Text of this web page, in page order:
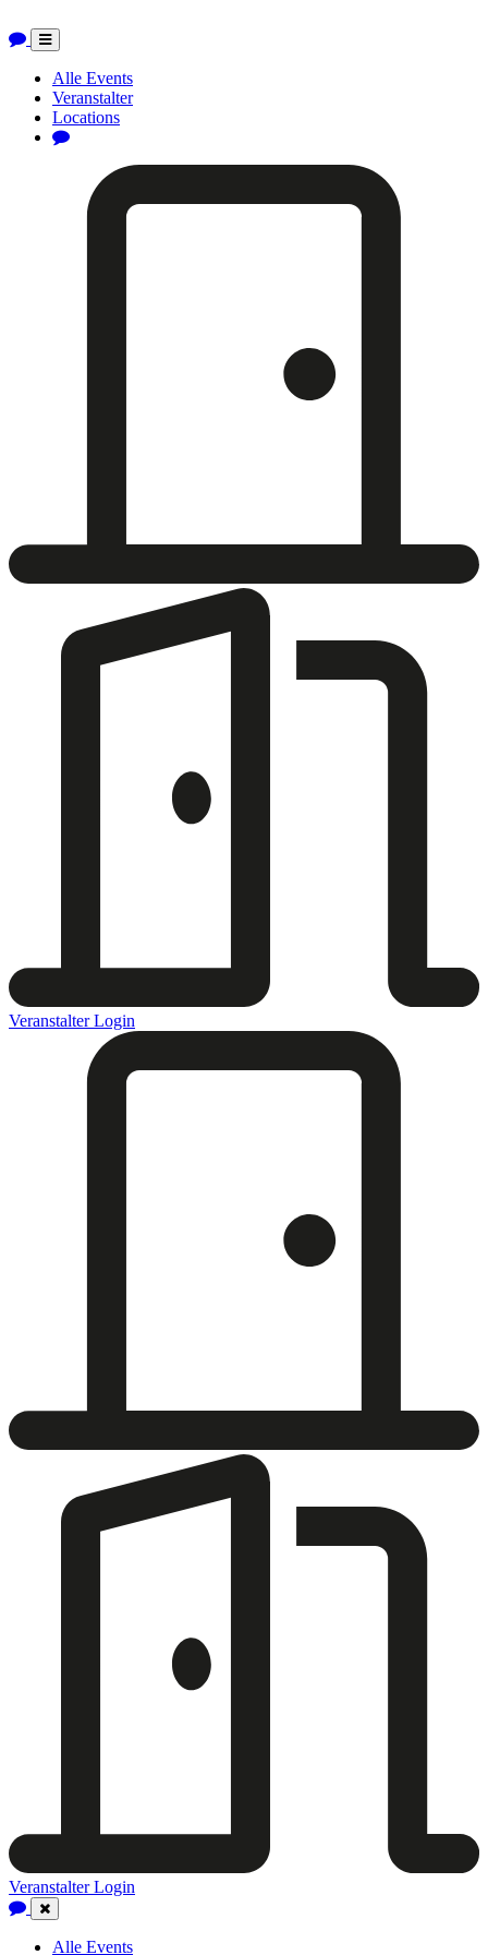
Toggle
navigation
Alle Events
Veranstalter
Locations
Veranstalter Login
Veranstalter Login
Close
Navigation
Alle Events